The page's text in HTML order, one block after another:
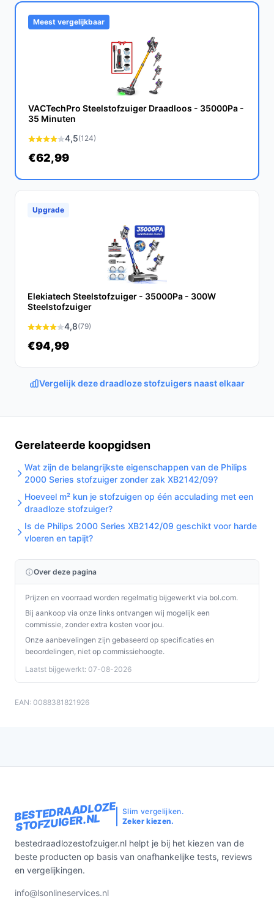
Met goed onderhoud en de juiste accu kan de Makita
DCL180ZB jarenlang meegaan. De kwaliteit van Makita-
producten staat bekend om zijn duurzaamheid.
Is dit geschikt voor het reinigen van tapijten?
Ja, de DCL180ZB is geschikt voor het reinigen van
tapijten, mits je de juiste techniek toepast en regelmatig
leegt.
Wat zijn de belangrijkste verschillen met andere
draadloze stofzuigers?
In vergelijking met andere modellen biedt de DCL180ZB
gebruikers die meerdere Makita-producten bezitten.
De Makita DCL180ZB is een uitstekende keuze voor
iedereen die op zoek is naar een krachtige en
gebruiksvriendelijke draadloze stofzuiger. Met zijn
lange gebruikstijd en handige zakloze ontwerp, voldoet
hij aan de eisen van zowel huishoudelijke als
professionele schoonmaaktaken.
Ontdek alle specificaties en vergelijk prijzen op
bestedraadlozestofzuiger.nl. Kies bewust wat perfect
Meest vergelijkbaar
VACTechPro Steelstofzuiger Draadloos - 35000Pa -
35 Minuten
4,5(124)
€62,99
Upgrade
Elekiatech Steelstofzuiger - 35000Pa - 300W
Steelstofzuiger
4,8(79)
€94,99
Vergelijk deze draadloze stofzuigers naast elkaar
Gerelateerde koopgidsen
Wat zijn de belangrijkste eigenschappen van de Philips
2000 Series stofzuiger zonder zak XB2142/09?
Hoeveel m² kun je stofzuigen op één acculading met een
draadloze stofzuiger?
Is de Philips 2000 Series XB2142/09 geschikt voor harde
vloeren en tapijt?
Over deze pagina
Prijzen en voorraad worden regelmatig bijgewerkt via bol.com.
Bij aankoop via onze links ontvangen wij mogelijk een
commissie, zonder extra kosten voor jou.
Onze aanbevelingen zijn gebaseerd op specificaties en
beoordelingen, niet op commissiehoogte.
Laatst bijgewerkt: 07-08-2026
EAN: 0088381821926
BESTEDRAADLOZE
STOFZUIGER.NL
Slim vergelijken.
Zeker kiezen.
bestedraadlozestofzuiger.nl helpt je bij het kiezen van de
beste producten op basis van onafhankelijke tests, reviews
en vergelijkingen.
info@lsonlineservices.nl